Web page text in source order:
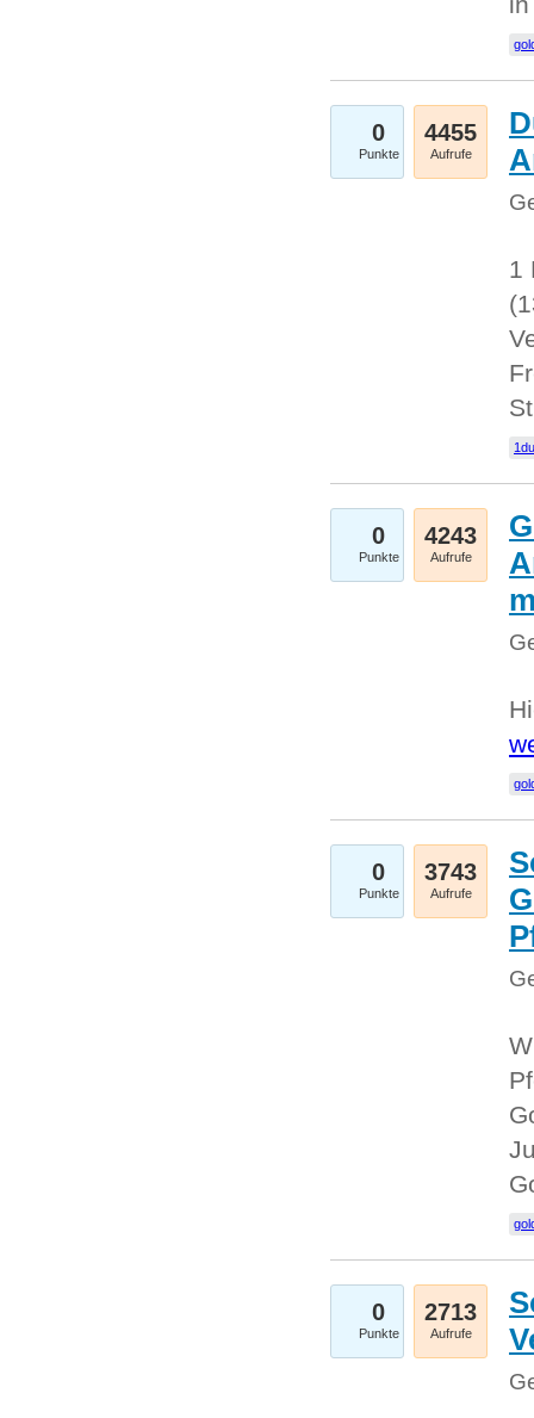
0
Punkte
4455
Aufrufe
1
0
Punkte
4243
Aufrufe
0
Punkte
3743
Aufrufe
0
Punkte
2713
Aufrufe